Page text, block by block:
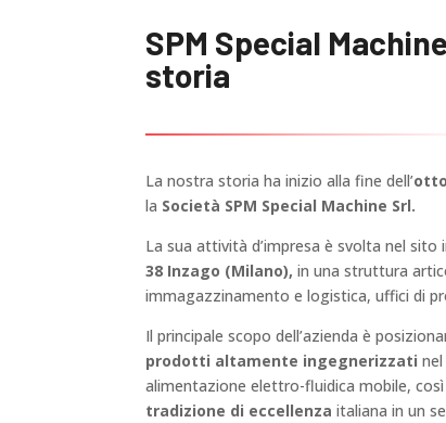
SPM Special
storia
La nostra storia ha inizio alla fine dell’
la Società SPM Special Machine Srl.
La sua attività d’impresa è svolta nel sito
38 Inzago (Milano), in una struttura
immagazzinamento e logistica, uffici di
Il principale scopo dell’azienda è
prodotti altamente ingegnerizzati
alimentazione elettro-fluidica mobile,
tradizione di eccellenza italiana in un